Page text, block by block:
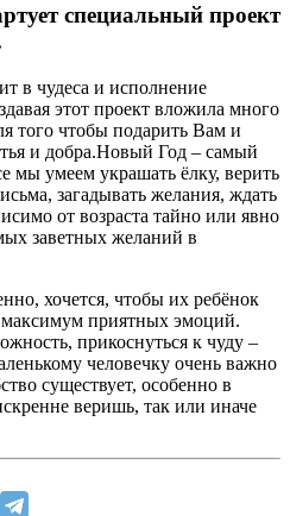
специальный проект
в чудеса и исполнение
этот проект вложила много
того чтобы подарить Вам и
и добра.Новый Год – самый
мы умеем украшать ёлку, верить
загадывать желания, ждать
от возраста тайно или явно
заветных желаний в
хочется, чтобы их ребёнок
максимум приятных эмоций.
прикоснуться к чуду –
человечку очень важно
существует, особенно в
веришь, так или иначе